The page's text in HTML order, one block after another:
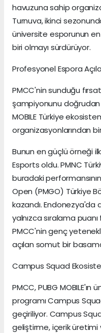
havuzuna sahip
Turnuva, ikinci
üniversite esporunun en
biri olmayı sürdürüyor.
Profesyonel Espora
PMCC'nin sunduğu
şampiyonunu doğrudan
MOBILE Türkiye
organizasyonlarından
Bunun en güçlü örneği
Esports oldu. PMNC
buradaki
Open (PMGO) Türkiye
kazandı. Endonezya'da
yalnızca sıralama
PMCC'nin genç
açılan somut bir
Campus Squad
PMCC, PUBG
programı Campus
geçiriliyor. Campus
geliştirme, içerik üretimi